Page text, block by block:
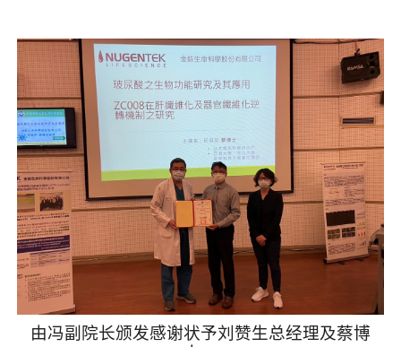
由冯副院长颁发感谢状予刘赞生总经理及蔡博